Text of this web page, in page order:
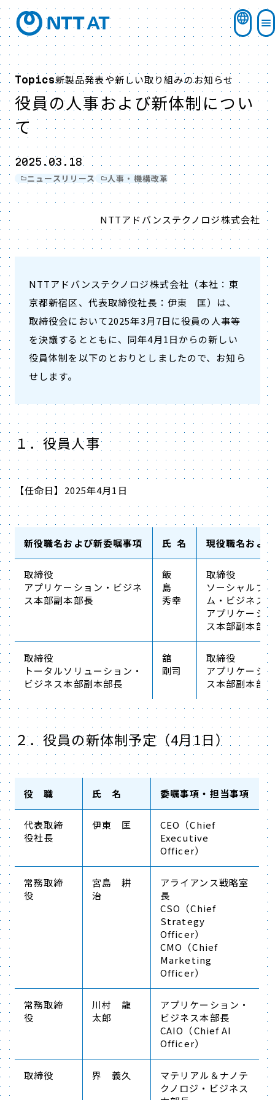
Topics新製品発表や新しい取り組みのお知らせ
役員の人事および新体制につい
て
2025.03.18
ニュースリリース
人事・機構改革
NTTアドバンステクノロジ株式会社
NTTアドバンステクノロジ株式会社（本社：東
京都新宿区、代表取締役社長：伊東 匡）は、
取締役会において2025年3月7日に役員の人事等
を決議するとともに、同年4月1日からの新しい
役員体制を以下のとおりとしましたので、お知ら
せします。
１．役員人事
【任命日】2025年4月1日
新役職名および新委嘱事項 氏 名 現役職名およ
取締役
アプリケーション・ビジネ
ス本部副本部長
飯
島
秀幸
取締役
ソーシャルプ
ム・ビジネス
アプリケーシ
ス本部副本部
取締役
トータルソリューション・
ビジネス本部副本部長
舘
剛司
取締役
アプリケーシ
ス本部副本部長
２．役員の新体制予定（4月1日）
役 職 氏 名 委嘱事項・担当事項
代表取締
役社長
伊東 匡
CEO（Chief
Executive
Officer）
常務取締
役
宮島 耕
治
アライアンス戦略室
長
CSO（Chief
Strategy
Officer）
CMO（Chief
Marketing
Officer）
常務取締
役
川村 龍
太郎
アプリケーション・
ビジネス本部長
CAIO（Chief AI
Officer）
取締役 界 義久
マテリアル＆ナノテ
クノロジ・ビジネス